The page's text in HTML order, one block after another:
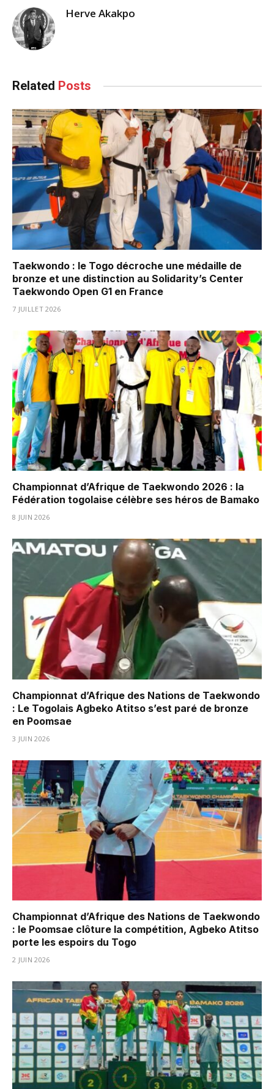
Herve Akakpo
Related Posts
Taekwondo : le Togo décroche une médaille de
bronze et une distinction au Solidarity’s Center
Taekwondo Open G1 en France
7 JUILLET 2026
Championnat d’Afrique de Taekwondo 2026 : la
Fédération togolaise célèbre ses héros de Bamako
8 JUIN 2026
Championnat d’Afrique des Nations de Taekwondo
: Le Togolais Agbeko Atitso s’est paré de bronze
en Poomsae
3 JUIN 2026
Championnat d’Afrique des Nations de Taekwondo
: le Poomsae clôture la compétition, Agbeko Atitso
porte les espoirs du Togo
2 JUIN 2026